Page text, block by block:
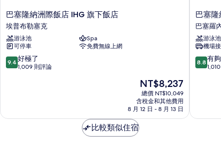
巴
塞
隆
納
洲
際
飯
店
巴塞隆納洲際飯店 IHG 旗下飯店
埃普布勒塞克
游泳池
Spa
可停車
免費無線上網
9.4
分，
極
9.4 好極了
1,009 則評論
現
在
價
格
為
NT$8,237
總價 NT$10,049
含稅金和其他費用
8 月 12 日 - 8 月 13 日
巴
塞
隆
納
W
飯
店
巴塞
巴塞羅
游泳池
機場
8.8
分，
夠
8.8 有
比較類似住宿